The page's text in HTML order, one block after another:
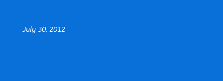
July 30, 2012